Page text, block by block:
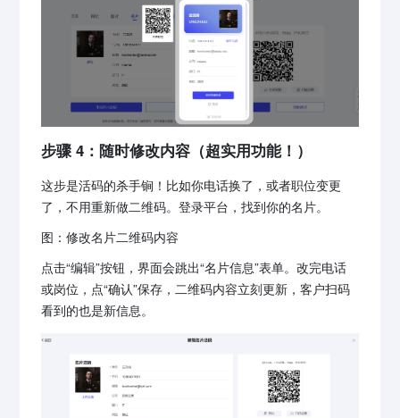
步骤 4：随时修改内容（超实用功能！）
这步是活码的杀手锏！比如你电话换了，或者职位变更
了，不用重新做二维码。登录平台，找到你的名片。
图：修改名片二维码内容
点击“编辑”按钮，界面会跳出“名片信息”表单。改完电话
或岗位，点“确认”保存，二维码内容立刻更新，客户扫码
看到的也是新信息。